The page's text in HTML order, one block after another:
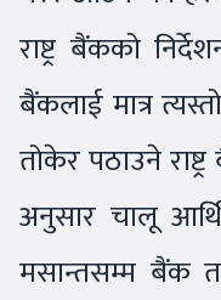
राष्ट्र बैंकको
बैंकलाई मात्र
तोकेर पठाउने
अनुसार चालू
मसान्तसम्म बैंक